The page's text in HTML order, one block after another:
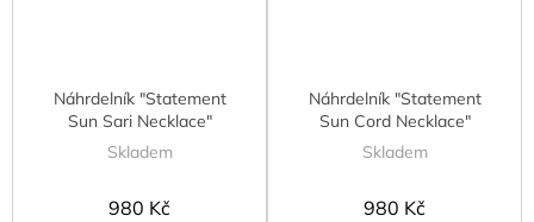
Náhrdelník "Statement
Sun Sari Necklace"
Skladem
980 Kč
Náhrdelník "Statement
Sun Cord Necklace"
Skladem
980 Kč